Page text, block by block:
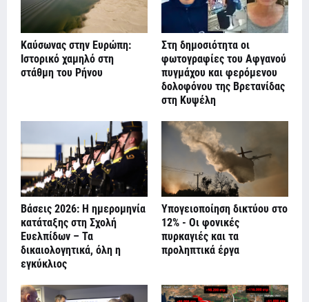
Καύσωνας στην Ευρώπη:
Ιστορικό χαμηλό στη
στάθμη του Ρήνου
Στη δημοσιότητα οι
φωτογραφίες του Αφγανού
πυγμάχου και φερόμενου
δολοφόνου της Βρετανίδας
στη Κυψέλη
Βάσεις 2026: Η ημερομηνία
κατάταξης στη Σχολή
Ευελπίδων – Τα
δικαιολογητικά, όλη η
εγκύκλιος
Υπογειοποίηση δικτύου στο
12% - Οι φονικές
πυρκαγιές και τα
προληπτικά έργα